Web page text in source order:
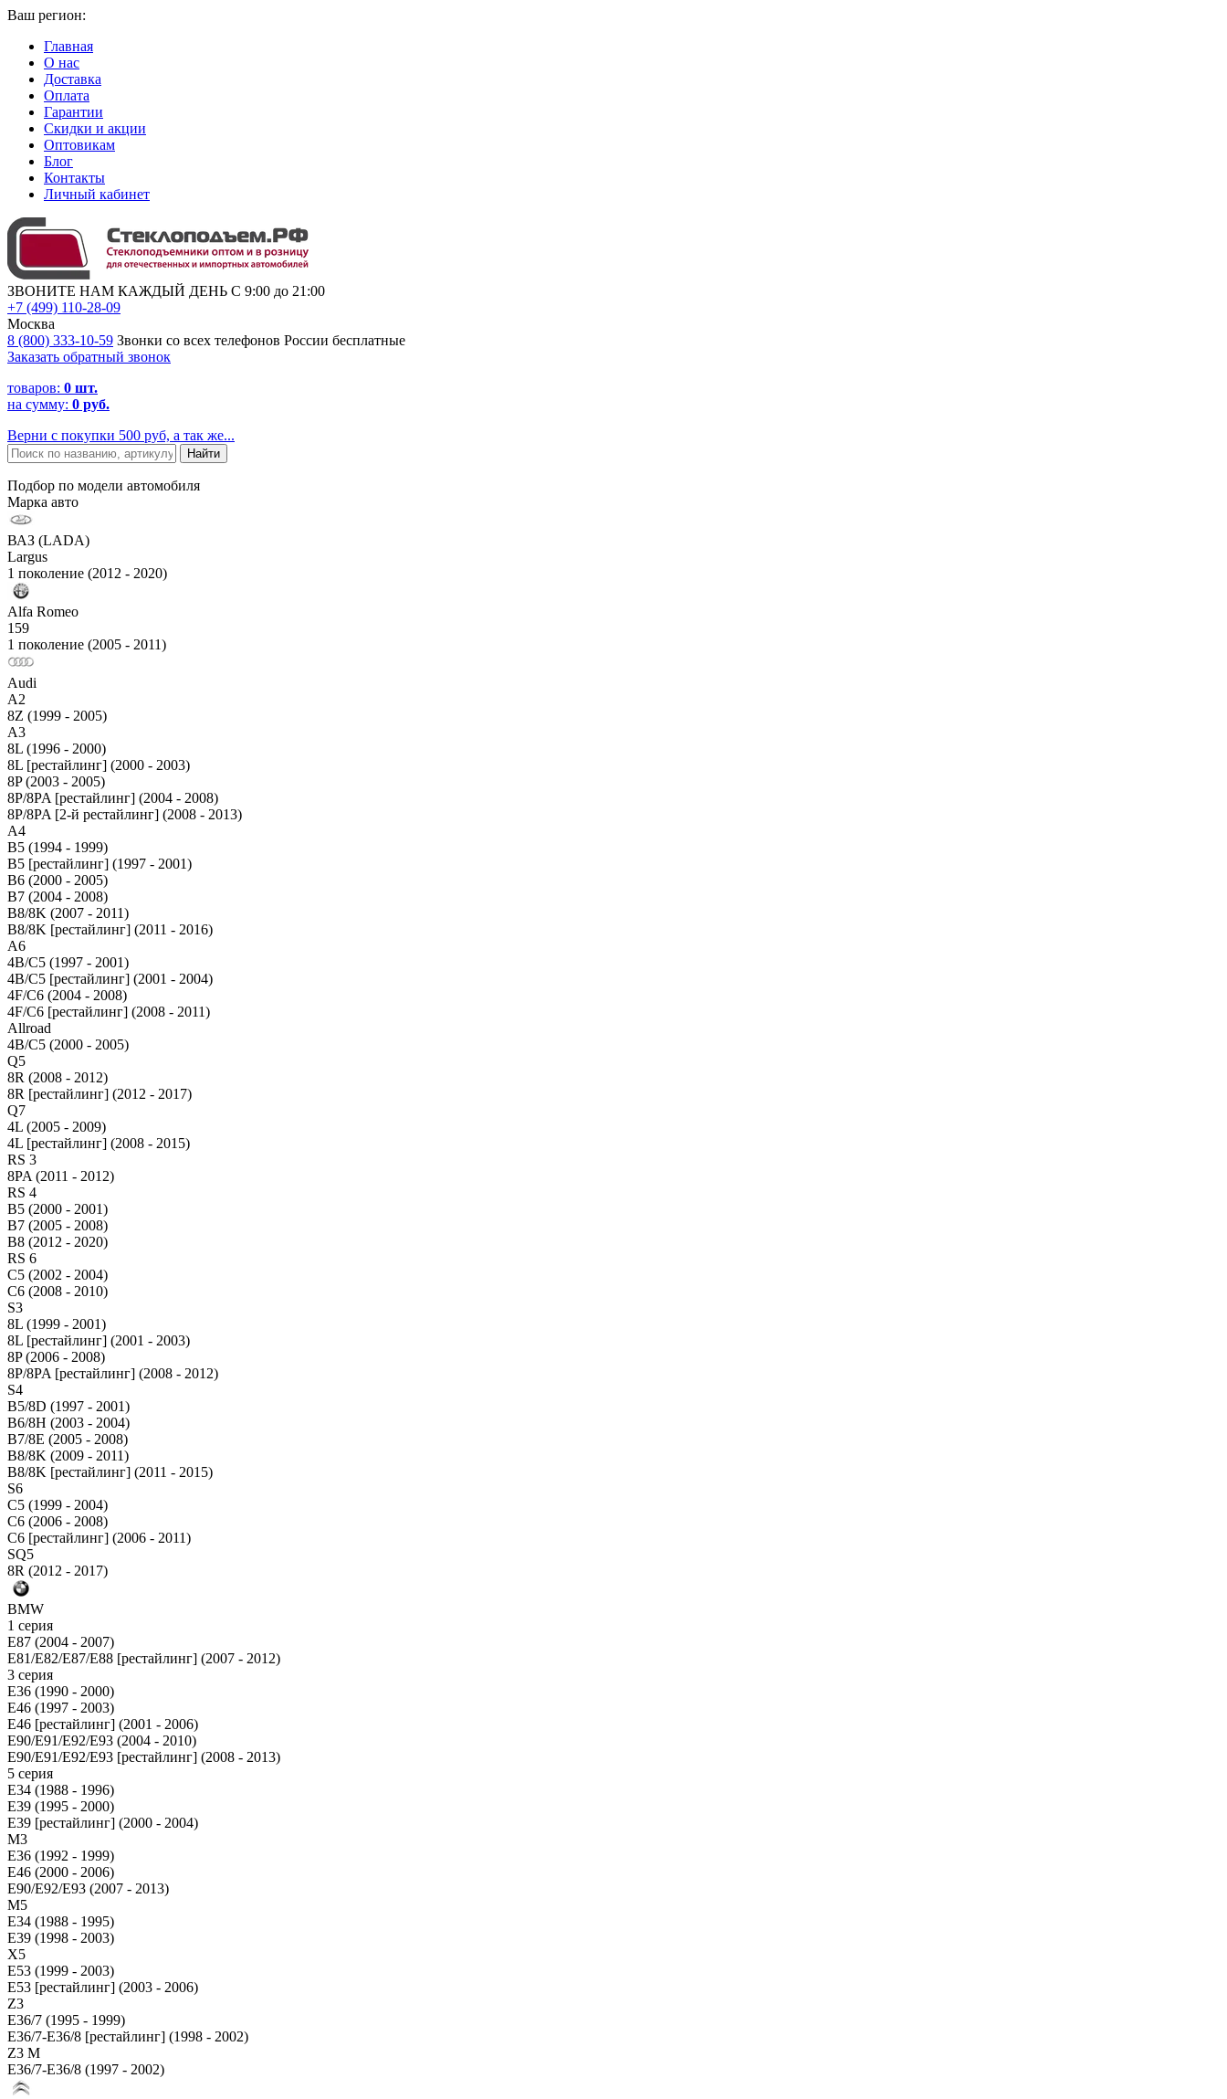
Ваш регион:
Главная
О нас
Доставка
Оплата
Гарантии
Скидки и акции
Оптовикам
Блог
Контакты
Личный кабинет
ЗВОНИТЕ НАМ КАЖДЫЙ ДЕНЬ С 9:00 до 21:00
+7 (499) 110-28-09
Москва
8 (800) 333-10-59 Звонки со всех телефонов России бесплатные
Заказать обратный звонок
товаров: 0 шт.
на сумму: 0 руб.
Верни с покупки 500 руб, а так же...
Подбор по модели автомобиля
Марка авто
ВАЗ (LADA)
Largus
1 поколение (2012 - 2020)
Alfa Romeo
159
1 поколение (2005 - 2011)
Audi
A2
8Z (1999 - 2005)
A3
8L (1996 - 2000)
8L [рестайлинг] (2000 - 2003)
8P (2003 - 2005)
8P/8PA [рестайлинг] (2004 - 2008)
8P/8PA [2-й рестайлинг] (2008 - 2013)
A4
B5 (1994 - 1999)
B5 [рестайлинг] (1997 - 2001)
B6 (2000 - 2005)
B7 (2004 - 2008)
B8/8K (2007 - 2011)
B8/8K [рестайлинг] (2011 - 2016)
A6
4B/C5 (1997 - 2001)
4B/C5 [рестайлинг] (2001 - 2004)
4F/C6 (2004 - 2008)
4F/C6 [рестайлинг] (2008 - 2011)
Allroad
4B/C5 (2000 - 2005)
Q5
8R (2008 - 2012)
8R [рестайлинг] (2012 - 2017)
Q7
4L (2005 - 2009)
4L [рестайлинг] (2008 - 2015)
RS 3
8PA (2011 - 2012)
RS 4
B5 (2000 - 2001)
B7 (2005 - 2008)
B8 (2012 - 2020)
RS 6
C5 (2002 - 2004)
C6 (2008 - 2010)
S3
8L (1999 - 2001)
8L [рестайлинг] (2001 - 2003)
8P (2006 - 2008)
8P/8PA [рестайлинг] (2008 - 2012)
S4
B5/8D (1997 - 2001)
B6/8H (2003 - 2004)
B7/8E (2005 - 2008)
B8/8K (2009 - 2011)
B8/8K [рестайлинг] (2011 - 2015)
S6
C5 (1999 - 2004)
C6 (2006 - 2008)
C6 [рестайлинг] (2006 - 2011)
SQ5
8R (2012 - 2017)
BMW
1 серия
E87 (2004 - 2007)
E81/E82/E87/E88 [рестайлинг] (2007 - 2012)
3 серия
E36 (1990 - 2000)
E46 (1997 - 2003)
E46 [рестайлинг] (2001 - 2006)
E90/E91/E92/E93 (2004 - 2010)
E90/E91/E92/E93 [рестайлинг] (2008 - 2013)
5 серия
E34 (1988 - 1996)
E39 (1995 - 2000)
E39 [рестайлинг] (2000 - 2004)
M3
E36 (1992 - 1999)
E46 (2000 - 2006)
E90/E92/E93 (2007 - 2013)
М5
E34 (1988 - 1995)
E39 (1998 - 2003)
X5
E53 (1999 - 2003)
E53 [рестайлинг] (2003 - 2006)
Z3
E36/7 (1995 - 1999)
E36/7-E36/8 [рестайлинг] (1998 - 2002)
Z3 M
E36/7-E36/8 (1997 - 2002)